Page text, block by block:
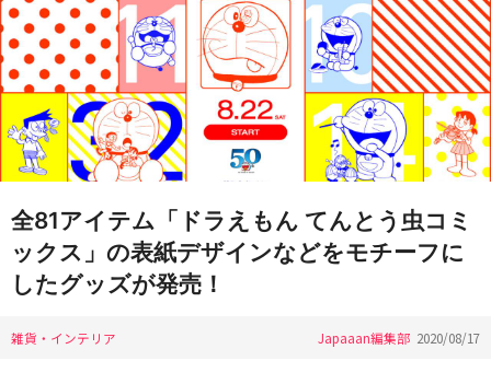
全81アイテム「ドラえもん てんとう虫コミ
ックス」の表紙デザインなどをモチーフに
したグッズが発売！
雑貨・インテリア Japaaan編集部 2020/08/17